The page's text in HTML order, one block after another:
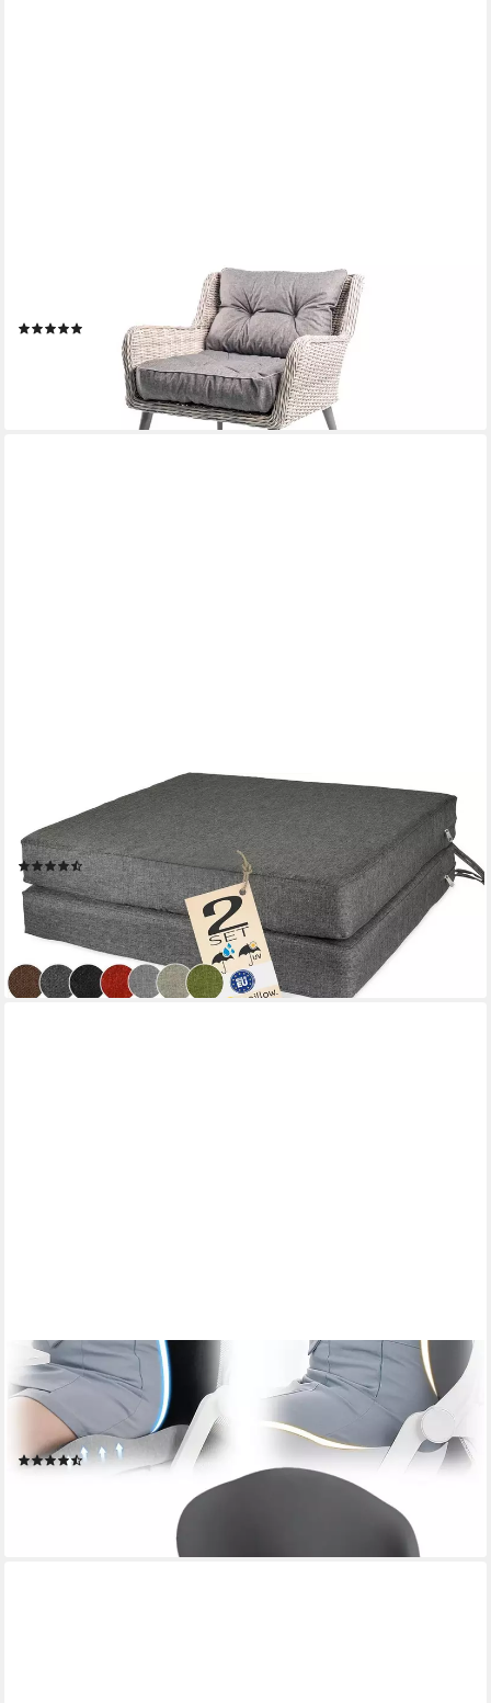
Rattanmöbel, UV-Beständig, Wasserabweisend mit Anti-Rutsch
lieferbar - in 4-5 Werktagen bei dir
+3
Stuhlkissen 2er Set Stuhlkissen mit Bändern "HAVANA" viele
Farben zur Auswahl, Anthrazit
(9)
ab 33,99 € 40,78 €
-17%
lieferbar - in 4-5 Werktagen bei dir
+2
WOHNTRAUM24
Sitzkissen Orthopädisches Sitzkissen mit Rückenlehne Sitzkissen
für Bürostuhl, Ergonomisch Lindert Rückenschmerzen Sitzring
Steißbein Entlastung
(8)
lieferbar - in 3-4 Werktagen bei dir